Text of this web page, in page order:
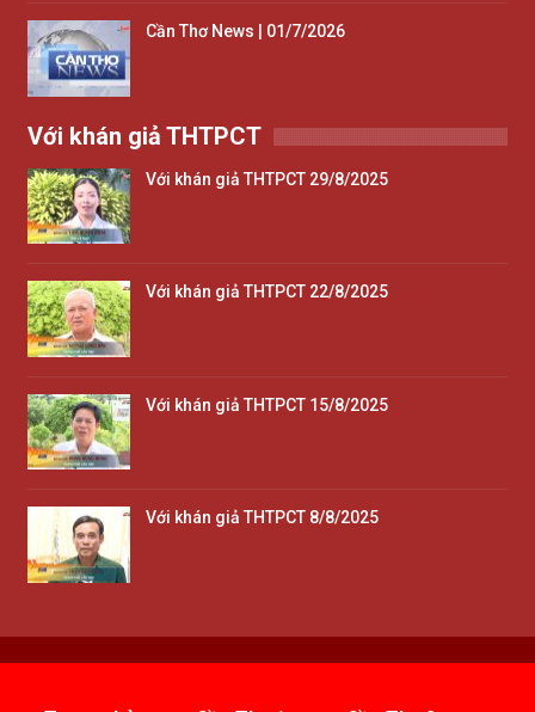
Cần Thơ News | 01/7/2026
Với khán giả THTPCT
Với khán giả THTPCT 29/8/2025
Với khán giả THTPCT 22/8/2025
Với khán giả THTPCT 15/8/2025
Với khán giả THTPCT 8/8/2025